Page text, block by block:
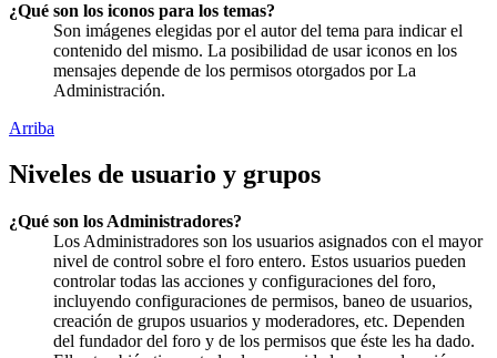
¿Qué son los iconos para los temas?
Son imágenes elegidas por el autor del tema para indicar el
contenido del mismo. La posibilidad de usar iconos en los
mensajes depende de los permisos otorgados por La
Administración.
Arriba
Niveles de usuario y grupos
¿Qué son los Administradores?
Los Administradores son los usuarios asignados con el mayor
nivel de control sobre el foro entero. Estos usuarios pueden
controlar todas las acciones y configuraciones del foro,
incluyendo configuraciones de permisos, baneo de usuarios,
creación de grupos usuarios y moderadores, etc. Dependen
del fundador del foro y de los permisos que éste les ha dado.